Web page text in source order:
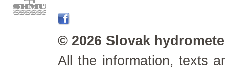
© 2026 Slovak
All the information, texts